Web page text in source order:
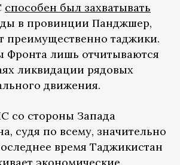
способен был захватывать
в провинции Панджшер,
преимущественно таджики.
Фронта лишь отчитываются
ликвидации рядовых
движения.
со стороны Запада
судя по всему, значительно
время Таджикистан